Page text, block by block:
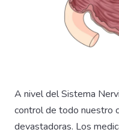
A nivel del Sistema
control de todo nuestro
devastadoras. Los